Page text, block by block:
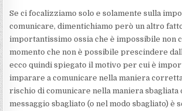
Se ci focalizziamo solo e solamente sulla
comunicare, dimentichiamo però un altro
importantissimo ossia che è impossibile non
momento che non è possibile prescindere
ecco quindi spiegato il motivo per cui è
imparare a comunicare nella maniera
rischio di comunicare nella maniera sbagliata
messaggio sbagliato (o nel modo sbagliato) è